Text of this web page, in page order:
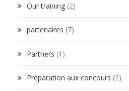
Our training (2)
partenaires (7)
Partners (1)
Préparation aux concours (2)